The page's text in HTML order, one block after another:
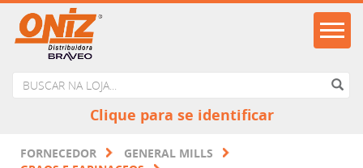
Clique para se identificar
FORNECEDOR
GENERAL MILLS